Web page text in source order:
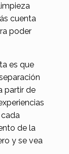
cuenta
poder
es que
partir de
de la
y se vea